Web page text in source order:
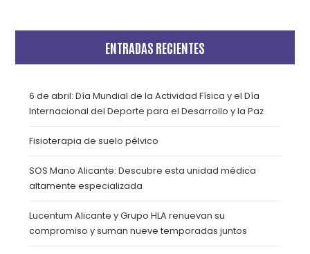
ENTRADAS RECIENTES
6 de abril: Día Mundial de la Actividad Física y el Día
Internacional del Deporte para el Desarrollo y la Paz
Fisioterapia de suelo pélvico
SOS Mano Alicante: Descubre esta unidad médica
altamente especializada
Lucentum Alicante y Grupo HLA renuevan su
compromiso y suman nueve temporadas juntos